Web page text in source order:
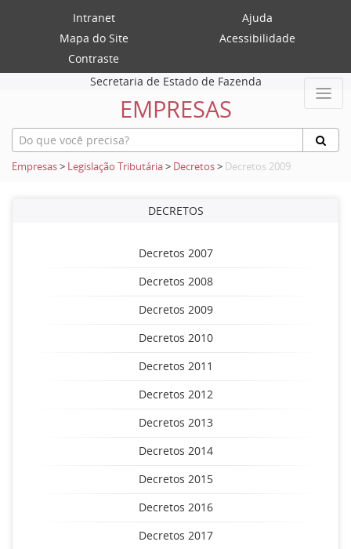
Intranet
Ajuda
Mapa do Site
Acessibilidade
Contraste
Secretaria de Estado de Fazenda
EMPRESAS
Empresas> Legislação Tributária> Decretos> Decretos 2009
DECRETOS
Decretos 2007
Decretos 2008
Decretos 2009
Decretos 2010
Decretos 2011
Decretos 2012
Decretos 2013
Decretos 2014
Decretos 2015
Decretos 2016
Decretos 2017